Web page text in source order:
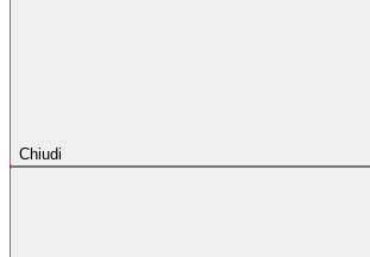
Chiudi